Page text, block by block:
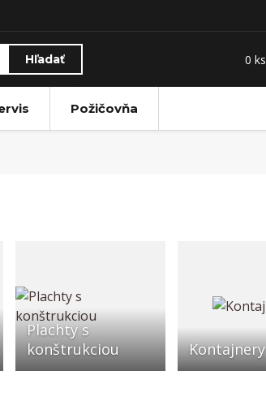
Hľadať 0 ks
Požičovňa
Plachty s
konštrukciou
Kontajnery